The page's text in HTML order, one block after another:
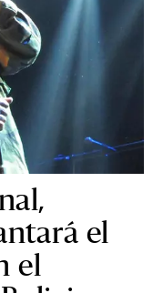
el
el